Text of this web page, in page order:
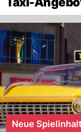
Neue